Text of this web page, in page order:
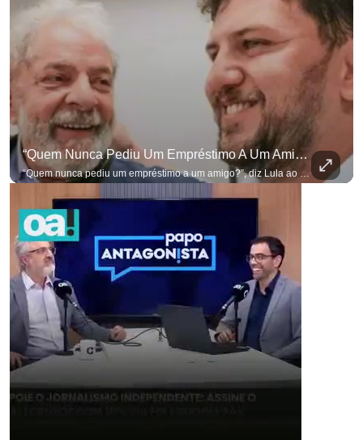
“Quem Nunca Pediu Um Empréstimo A Um Amigo?”, Diz Lula Ao Defender Seu Ex-Chefe De Gabinete
“Quem nunca pediu um empréstimo a um amigo?”, diz Lula ao defender seu ex-chefe de gabinete Marcola, que recebeu R$ 249 mil de uma empresa ligada a uma amiga de Lulinha. #OAntagonista Se você busca informação com credibilidade, inscreva-se agora e ative o